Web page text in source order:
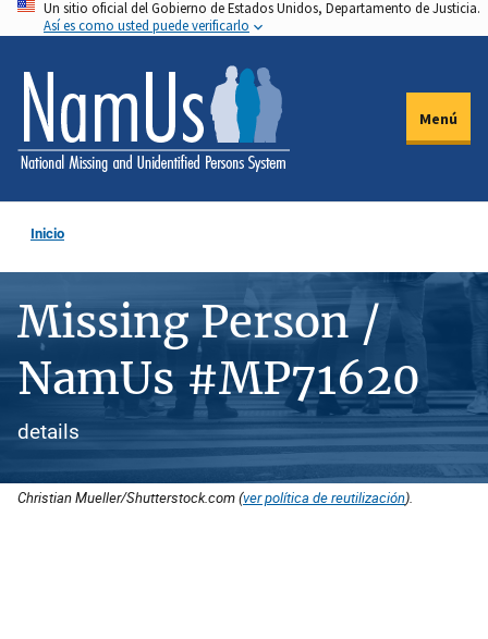
Pasar
al
contenido
principal
Un sitio oficial del Gobierno de Estados Unidos, Departamento de Justicia.
Así es como usted puede verificarlo
Menú
Inicio
Missing Person /
NamUs #MP71620
details
Christian Mueller/Shutterstock.com (ver política de reutilización).